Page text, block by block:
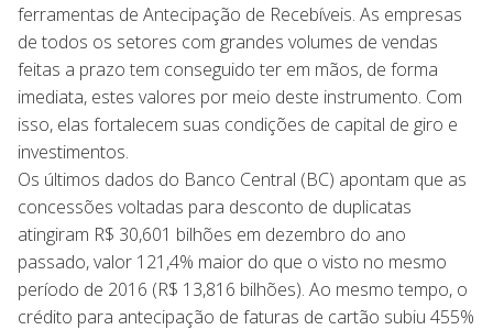
ferramentas de Antecipação de Recebíveis. As empresas
de todos os setores com grandes volumes de vendas
feitas a prazo tem conseguido ter em mãos, de forma
imediata, estes valores por meio deste instrumento. Com
isso, elas fortalecem suas condições de capital de giro e
investimentos.
Os últimos dados do Banco Central (BC) apontam que as
concessões voltadas para desconto de duplicatas
atingiram R$ 30,601 bilhões em dezembro do ano
passado, valor 121,4% maior do que o visto no mesmo
período de 2016 (R$ 13,816 bilhões). Ao mesmo tempo, o
crédito para antecipação de faturas de cartão subiu 455%